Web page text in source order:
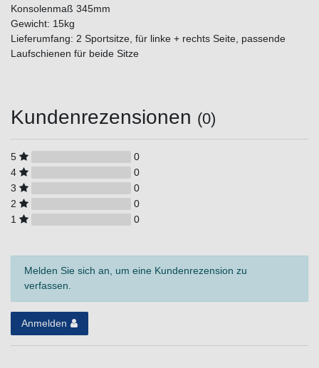
Konsolenmaß 345mm
Gewicht: 15kg
Lieferumfang: 2 Sportsitze, für linke + rechts Seite, passende
Laufschienen für beide Sitze
Kundenrezensionen (0)
5
0
4
0
3
0
2
0
1
0
Melden Sie sich an, um eine Kundenrezension zu
verfassen.
Anmelden